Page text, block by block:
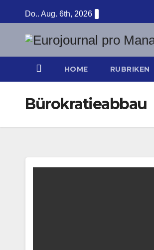
Inhalt
springen
Do.. Aug. 6th, 2026
HOME RUBRIKEN
Bürokratieabbau